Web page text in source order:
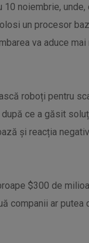
10 noiembrie,
un procesor
va aduce
roboți pentru
ce a găsit
și reacția
$300 de
companii ar putea